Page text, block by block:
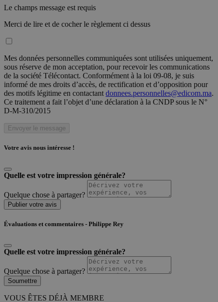
Le champs message est requis
Merci de lire et de cocher le règlement ci dessus
Mes données personnelles communiquées sont utilisées uniquement,
sous réserve de mon acceptation, pour recevoir les communications
de la société Télécontact. Conformément à la loi 09-08, je suis
informé de mes droits d’accès, de rectification et d’opposition pour
des motifs légitime en contactant donnees.personnelles@edicom.ma.
Ce traitement a fait l’objet d’une déclaration à la CNDP sous le N°
D-M-310/2015
Envoyer le message
Votre avis nous intéresse !
Quelle est votre impression générale?
Quelque chose à partager?
Publier votre avis
Évaluations et commentaires - Philippe Rey
Quelle est votre impression générale?
Quelque chose à partager?
Soumettre
VOUS ÊTES DÉJÀ MEMBRE